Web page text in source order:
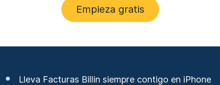
Empieza gratis
Lleva Facturas Billin siempre contigo en iPhone